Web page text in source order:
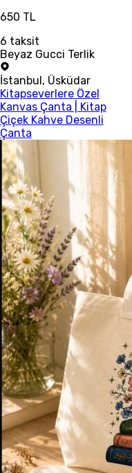
650 TL
6 taksit
Beyaz Gucci Terlik
İstanbul, Üsküdar
Kitapseverlere Özel
Kanvas Çanta | Kitap
Çiçek Kahve Desenli
Çanta